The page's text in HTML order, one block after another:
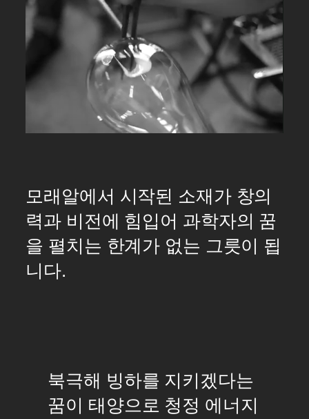
모래알에서 시작된 소재가 창의
력과 비전에 힘입어 과학자의 꿈
을 펼치는 한계가 없는 그릇이 됩
니다.
북극해 빙하를 지키겠다는
꿈이 태양으로 청정 에너지